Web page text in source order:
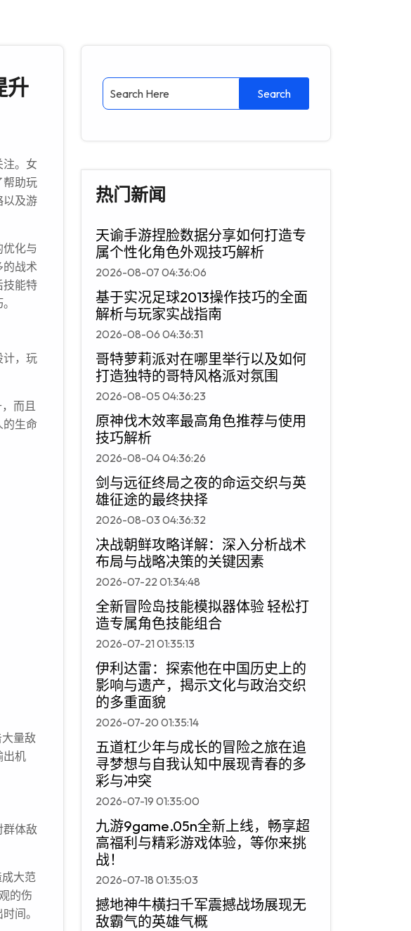
升
。女
帮助玩
以及游
化与
战术
技能特
计，玩
而且
的生命
量敌
出机
群体敌
大范
的伤
间。
热门新闻
天谕手游捏脸数据分享如何打造专
属个性化角色外观技巧解析
2026-08-07 04:36:06
基于实况足球2013操作技巧的全面
解析与玩家实战指南
2026-08-06 04:36:31
哥特萝莉派对在哪里举行以及如何
打造独特的哥特风格派对氛围
2026-08-05 04:36:23
原神伐木效率最高角色推荐与使用
技巧解析
2026-08-04 04:36:26
剑与远征终局之夜的命运交织与英
雄征途的最终抉择
2026-08-03 04:36:32
决战朝鲜攻略详解：深入分析战术
布局与战略决策的关键因素
2026-07-22 01:34:48
全新冒险岛技能模拟器体验 轻松打
造专属角色技能组合
2026-07-21 01:35:13
伊利达雷：探索他在中国历史上的
影响与遗产，揭示文化与政治交织
的多重面貌
2026-07-20 01:35:14
五道杠少年与成长的冒险之旅在追
寻梦想与自我认知中展现青春的多
彩与冲突
2026-07-19 01:35:00
九游9game.05n全新上线，畅享超
高福利与精彩游戏体验，等你来挑
战！
2026-07-18 01:35:03
撼地神牛横扫千军震撼战场展现无
敌霸气的英雄气概